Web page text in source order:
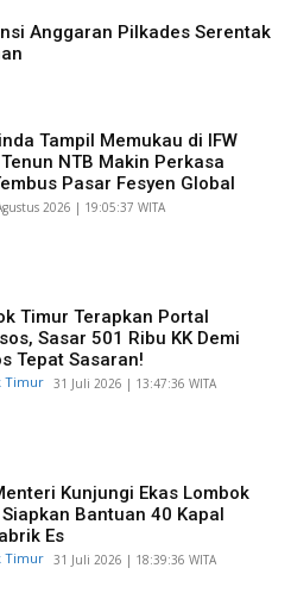
Anggaran Pilkades Serentak
Tampil Memukau di IFW
NTB Makin Perkasa
Pasar Fesyen Global
2026 | 19:05:37 WITA
Timur Terapkan Portal
Sasar 501 Ribu KK Demi
Tepat Sasaran!
Timur ​31 Juli 2026 | 13:47:36 WITA
Kunjungi Ekas Lombok
Bantuan 40 Kapal
Es
Timur ​31 Juli 2026 | 18:39:36 WITA